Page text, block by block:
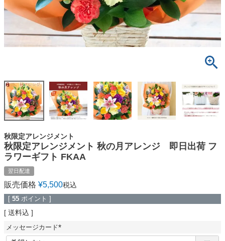
秋限定アレンジメント
秋限定アレンジメント 秋の月アレンジ 即日出荷 フ
ラワーギフト FKAA
翌日配達
販売価格 ¥5,500税込
[ 55 ポイント ]
送料込
メッセージカード
(